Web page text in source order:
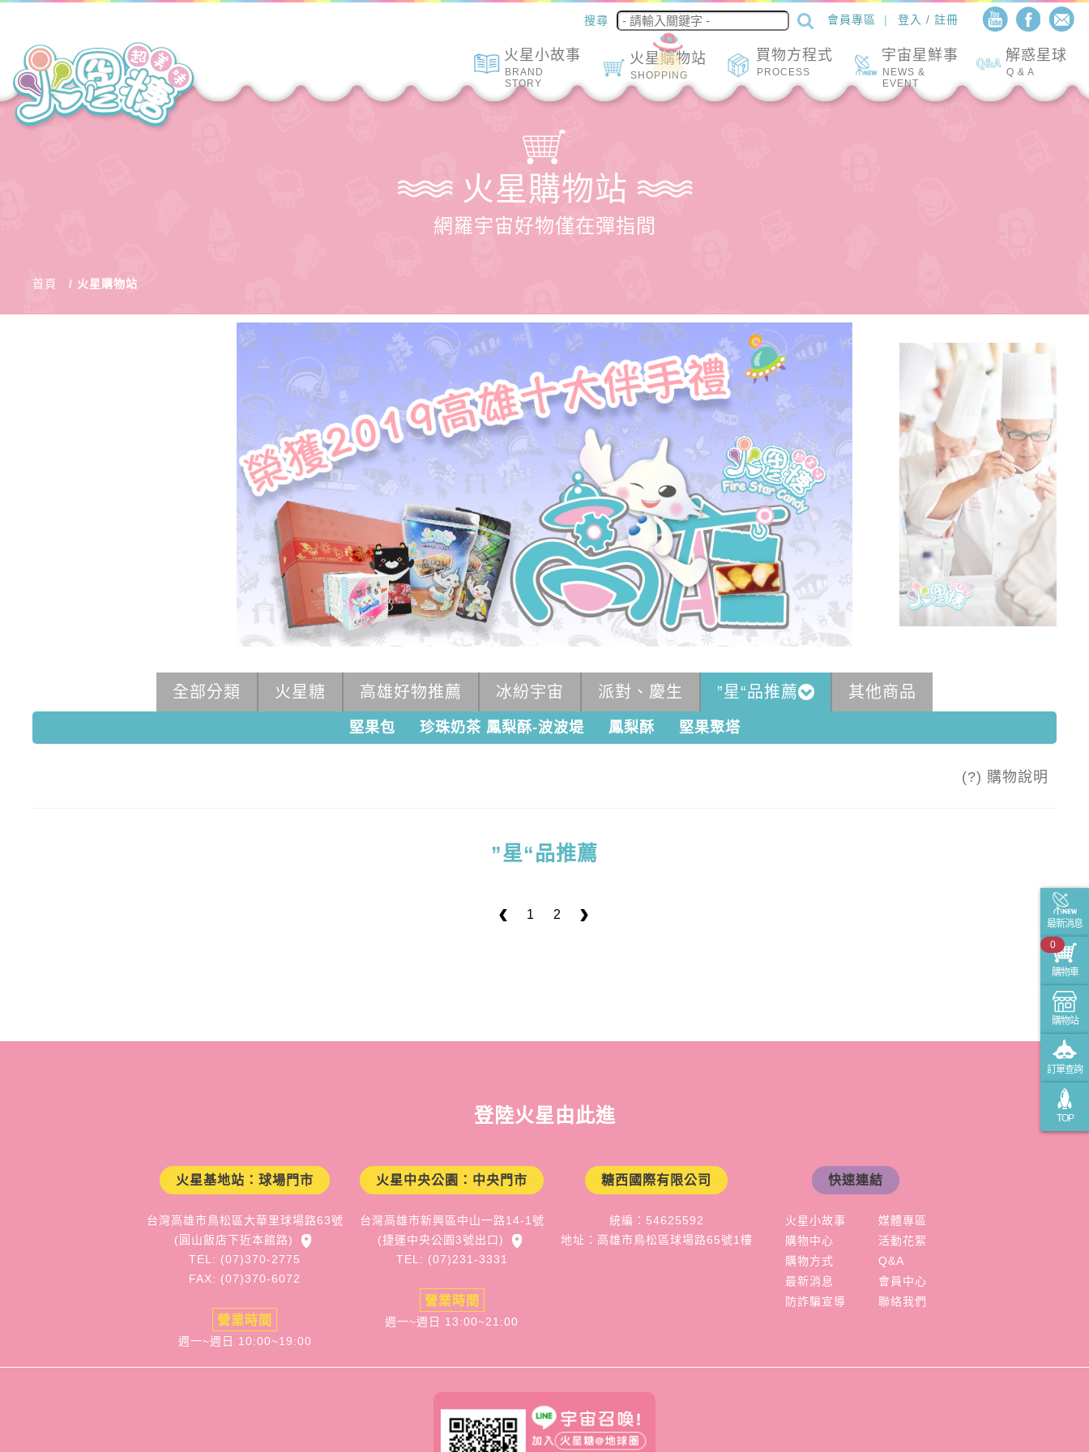
會員專區 登入 / 註冊
搜尋
解惑星球
Q & A
宇宙星鮮事
NEWS &
EVENT
買物方程式
PROCESS
火星購物站
SHOPPING
火星小故事
BRAND
STORY
火星購物站
網羅宇宙好物僅在彈指間
首頁 火星購物站
全部分類 火星糖 高雄好物推薦 冰紛宇宙 派對、慶生 ”星“品推薦
堅果包 珍珠奶茶 鳳梨酥-波波堤 鳳梨酥 堅果聚塔
其他商品
(?) 購物說明
”星“品推薦
1 2
最新消息
購物車
0
購物站
訂單查詢
TOP
登陸火星由此進
火星基地站：球場門市
台灣高雄市鳥松區大華里球場路63號
(圓山飯店下近本館路)
TEL: (07)370-2775
FAX: (07)370-6072
營業時間
週一~週日 10:00~19:00
火星中央公園：中央門市
台灣高雄市新興區中山一路14-1號
(捷運中央公園3號出口)
TEL: (07)231-3331
營業時間
週一~週日 13:00~21:00
糖西國際有限公司
統編：54625592
地址：高雄市鳥松區球場路65號1樓
快速連結
火星小故事
購物中心
購物方式
最新消息
防詐騙宣導
媒體專區
活動花絮
Q&A
會員中心
聯絡我們